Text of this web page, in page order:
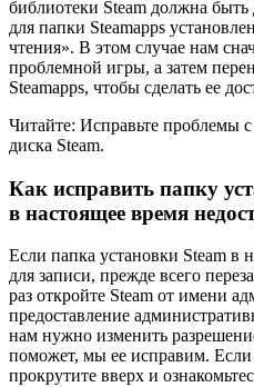
библиотеки Steam должна быть
для папки Steamapps
чтения». В этом случае нам
проблемной игры, а затем
Steamapps, чтобы сделать ее
Читайте: Исправьте проблемы
диска Steam.
Как исправить папку
в настоящее время
Если папка установки Steam в
для записи, прежде всего
раз откройте Steam от имени
предоставление
нам нужно изменить
поможет, мы ее исправим. Если
прокрутите вверх и